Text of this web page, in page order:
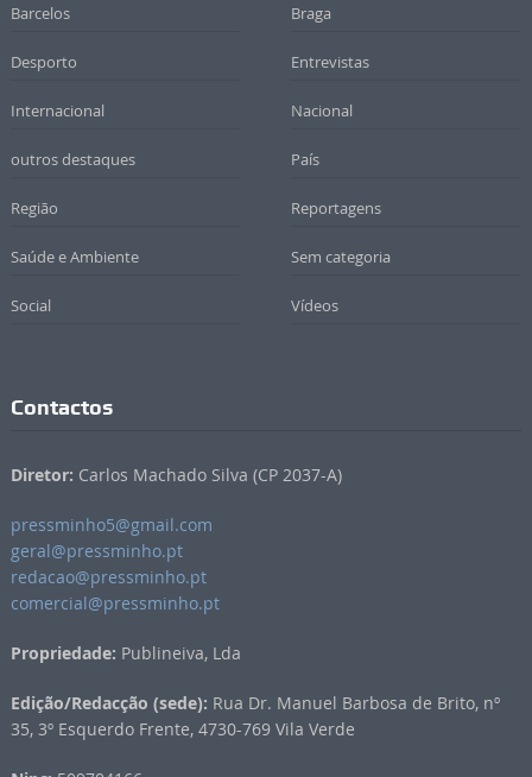
Barcelos Braga
Desporto Entrevistas
Internacional Nacional
outros destaques País
Região Reportagens
Saúde e Ambiente Sem categoria
Social Vídeos
Contactos
Diretor: Carlos Machado Silva (CP 2037-A)
pressminho5@gmail.com
geral@pressminho.pt
redacao@pressminho.pt
comercial@pressminho.pt
Propriedade: Publineiva, Lda
Edição/Redacção (sede): Rua Dr. Manuel Barbosa de Brito, nº
35, 3º Esquerdo Frente, 4730-769 Vila Verde